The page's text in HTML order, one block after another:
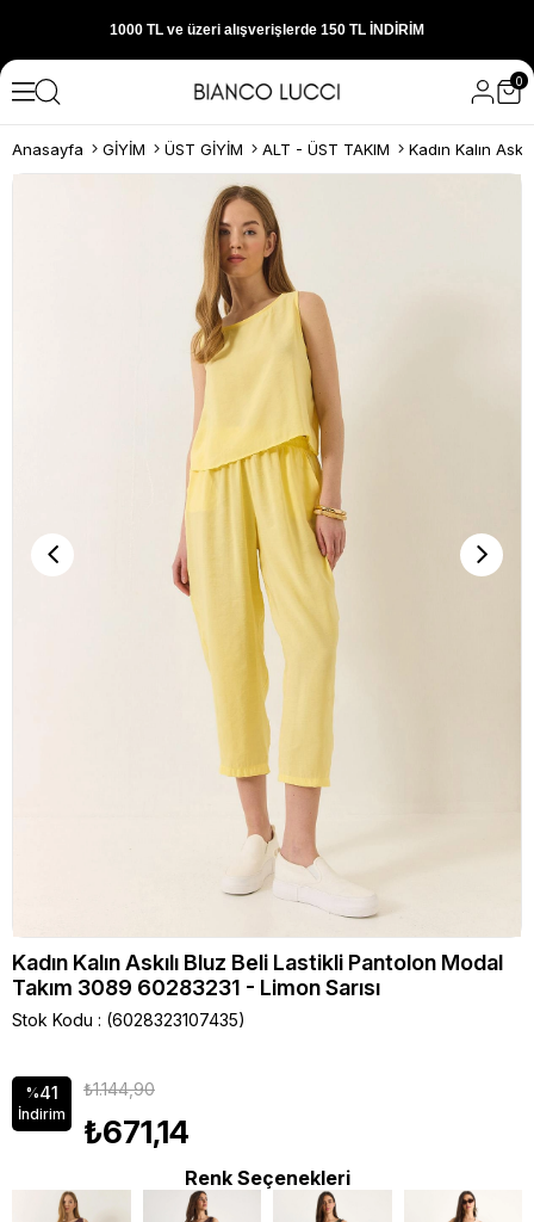
300 TL ve üzeri alışverişlerde ÜCRETSİZ KARGO
Yeni sezon ürünlerini hemen keşfedin
300 TL ve üzeri alışverişlerde ÜCRETSİZ KARGO
1000 TL ve üzeri alışverişlerde 150 TL İNDİRİM
0
Anasayfa GİYİM ÜST GİYİM ALT - ÜST TAKIM
Kadın Kalın Askılı Bluz Beli Lastikli Pantolon Modal
Takım 3089 60283231 - Limon Sarısı
Stok Kodu (6028323107435)
%41
İndirim
₺1.144,90
₺671,14
Renk Seçenekleri